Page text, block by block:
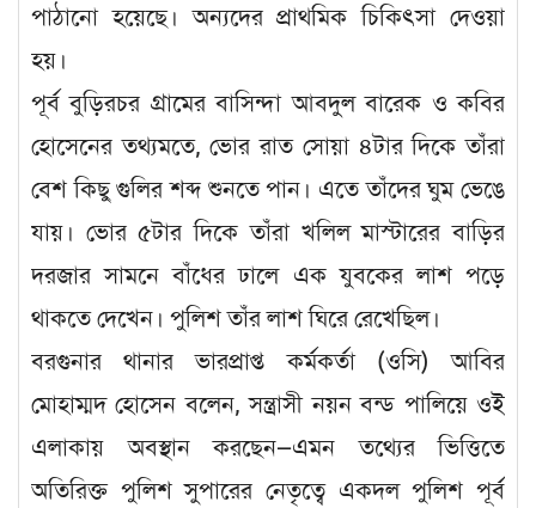
পাঠানো হয়েছে। অন্যদের প্রাথমিক চিকিৎসা দেওয়া
হয়।
পূর্ব বুড়িরচর গ্রামের বাসিন্দা আবদুল বারেক ও কবির
হোসেনের তথ্যমতে, ভোর রাত সোয়া ৪টার দিকে তাঁরা
বেশ কিছু গুলির শব্দ শুনতে পান। এতে তাঁদের ঘুম ভেঙে
যায়। ভোর ৫টার দিকে তাঁরা খলিল মাস্টারের বাড়ির
দরজার সামনে বাঁধের ঢালে এক যুবকের লাশ পড়ে
থাকতে দেখেন। পুলিশ তাঁর লাশ ঘিরে রেখেছিল।
বরগুনার থানার ভারপ্রাপ্ত কর্মকর্তা (ওসি) আবির
মোহাম্মদ হোসেন বলেন, সন্ত্রাসী নয়ন বন্ড পালিয়ে ওই
এলাকায় অবস্থান করছেন—এমন তথ্যের ভিত্তিতে
অতিরিক্ত পুলিশ সুপারের নেতৃত্বে একদল পুলিশ পূর্ব